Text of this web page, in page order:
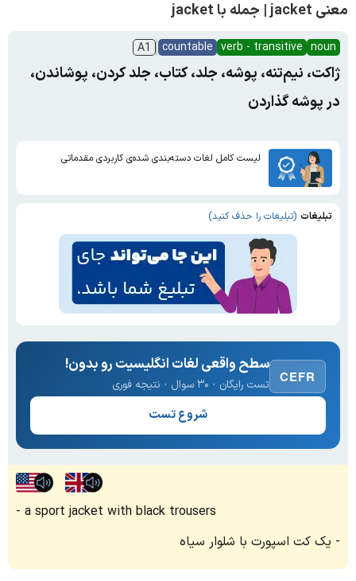
معنی jacket | جمله با jacket
noun
verb - transitive
countable
A1
ژاکت، نیم‌تنه، پوشه، جلد، کتاب، جلد کردن، پوشاندن،
در پوشه گذاردن
لیست کامل لغات دسته‌بندی شده‌ی کاربردی مقدماتی
تبلیغات (تبلیغات را حذف کنید)
CEFR
سطح واقعی لغات انگلیسیت رو بدون!
تست رایگان · ۳۰ سوال · نتیجه فوری
شروع تست
a sport jacket with black trousers
یک کت اسپورت با شلوار سیاه